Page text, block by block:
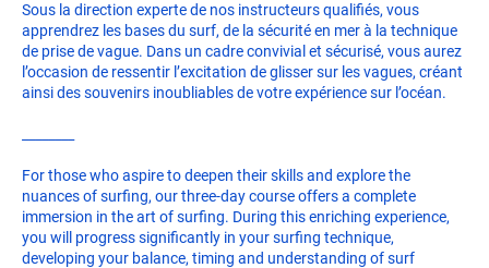
Sous la direction experte de nos instructeurs qualifiés, vous
apprendrez les bases du surf, de la sécurité en mer à la technique
de prise de vague. Dans un cadre convivial et sécurisé, vous aurez
l’occasion de ressentir l’excitation de glisser sur les vagues, créant
ainsi des souvenirs inoubliables de votre expérience sur l’océan.
For those who aspire to deepen their skills and explore the
nuances of surfing, our three-day course offers a complete
immersion in the art of surfing. During this enriching experience,
you will progress significantly in your surfing technique,
developing your balance, timing and understanding of surf